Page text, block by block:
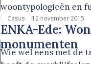
woontypologieën en
Casus 12 november 2015
ENKA-Ede:
monumenten
Wie wel eens met de